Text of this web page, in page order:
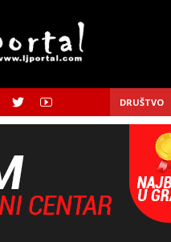
DRUŠTVO